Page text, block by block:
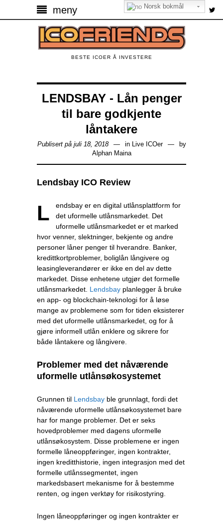
meny
BESTE ICOER Å INVESTERE
LENDSBAY - Lån penger
til bare godkjente
låntakere
Publisert på juli 18, 2018 in Live ICOer
by
Alphan Maina
Lendsbay ICO Review
Lendsbay er en digital utlånsplattform for
det uformelle utlånsmarkedet. Det
uformelle utlånsmarkedet er et marked
hvor venner, slektninger, bekjente og andre
personer låner penger til hverandre. Banker,
kredittkortproblemer, boliglån långivere og
leasingleverandører er ikke en del av dette
markedet. Disse enhetene utgjør det formelle
utlånsmarkedet. Lendsbay planlegger å bruke
en app- og blockchain-teknologi for å løse
mange av problemene som for tiden eksisterer
med det uformelle utlånsmarkedet, og for å
gjøre informell utlån enklere og sikrere for
både låntakere og långivere.
Problemer med det nåværende
uformelle utlånsøkosystemet
Grunnen til Lendsbay ble grunnlagt, fordi det
nåværende uformelle utlånsøkosystemet bare
har for mange problemer. Det er seks
hovedproblemer med dagens uformelle
utlånsøkosystem. Disse problemene er ingen
formelle låneoppføringer, ingen kontrakter,
ingen kreditthistorie, ingen integrasjon med det
formelle utlånssegmentet, ingen
markedsbasert mekanisme for å bestemme
renten, og ingen verktøy for risikostyring.
Ingen låneoppføringer og ingen kontrakter er
Norsk bokmål